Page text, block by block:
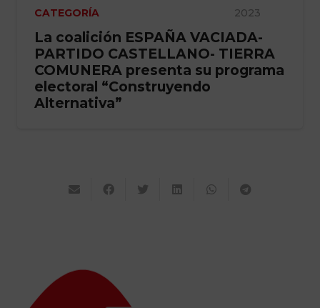
CATEGORÍA
2023
La coalición ESPAÑA VACIADA-
PARTIDO CASTELLANO- TIERRA
COMUNERA presenta su programa
electoral “Construyendo
Alternativa”